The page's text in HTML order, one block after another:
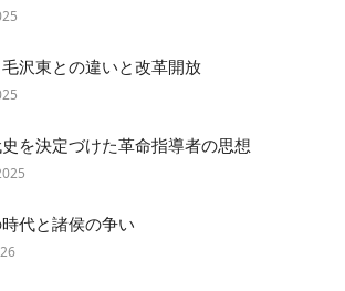
沢東との違いと改革開放
を決定づけた革命指導者の思想
代と諸侯の争い